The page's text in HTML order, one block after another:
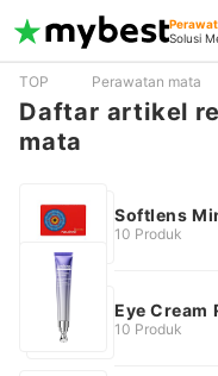
Solusi
TOP Perawatan mata
Daftar artikel
mata
Softlens
10 Produk
Eye Cream
10 Produk